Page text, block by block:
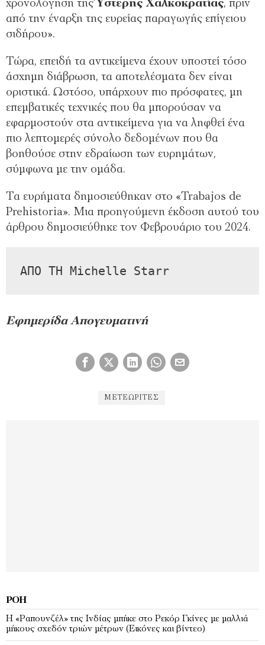
χρονολόγηση τηςΎστερης Χαλκοκρατίας, πριν
από την έναρξη της ευρείας παραγωγής επίγειου
σιδήρου».
Τώρα, επειδή τα αντικείμενα έχουν υποστεί τόσο
άσχημη διάβρωση, τα αποτελέσματα δεν είναι
οριστικά. Ωστόσο, υπάρχουν πιο πρόσφατες, μη
επεμβατικές τεχνικές που θα μπορούσαν να
εφαρμοστούν στα αντικείμενα για να ληφθεί ένα
πιο λεπτομερές σύνολο δεδομένων που θα
βοηθούσε στην εδραίωση των ευρημάτων,
σύμφωνα με την ομάδα.
Τα ευρήματα δημοσιεύθηκαν στο «Trabajos de
Prehistoria». Μια προηγούμενη έκδοση αυτού του
άρθρου δημοσιεύθηκε τον Φεβρουάριο του 2024.
ΑΠΟ ΤΗ Michelle Starr
Εφημερίδα Απογευματινή
ΜΕΤΕΩΡΊΤΕΣ
ΡΟΉ
Η «Ραπουνζέλ» της Ινδίας μπήκε στο Ρεκόρ Γκίνες με μαλλιά
μήκους σχεδόν τριών μέτρων (Εικόνες και βίντεο)